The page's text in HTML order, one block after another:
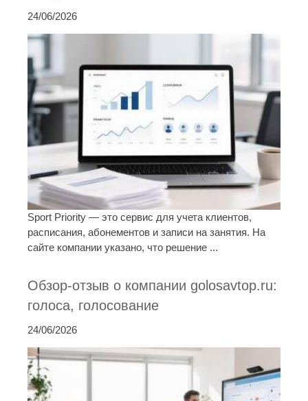
24/06/2026
Sport Priority — это сервис для учета клиентов,
расписания, абонементов и записи на занятия. На
сайте компании указано, что решение ...
Обзор-отзыв о компании golosavtop.ru:
голоса, голосование
24/06/2026